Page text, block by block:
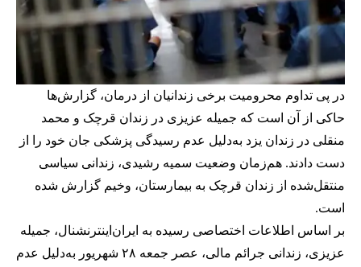
در پی تداوم محرومیت برخی زندانیان از درمان، گزارش‌ها
حاکی از آن است که جمیله عزیزی در زندان قرچک و محمد
منقلی در زندان یزد به‌دلیل عدم رسیدگی پزشکی جان خود را از
دست دادند. هم‌زمان وضعیت سمیه رشیدی، زندانی سیاسی
منتقل‌شده از زندان قرچک به بیمارستان، وخیم گزارش شده
است.
بر اساس اطلاعات اختصاصی رسیده به ایران‌اینترنشنال، جمیله
عزیزی، زندانی جرائم مالی، عصر جمعه ۲۸ شهریور به‌دلیل عدم